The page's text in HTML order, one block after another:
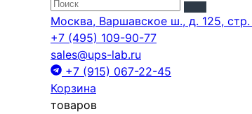
Москва, Варшавское ш., д. 125, стр.
+7 (495) 109-90-77
sales@ups-lab.ru
+7 (915) 067-22-45
Корзина
товаров